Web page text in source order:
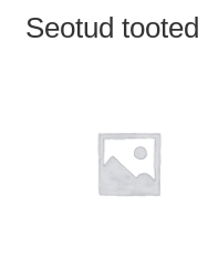
Seotud tooted